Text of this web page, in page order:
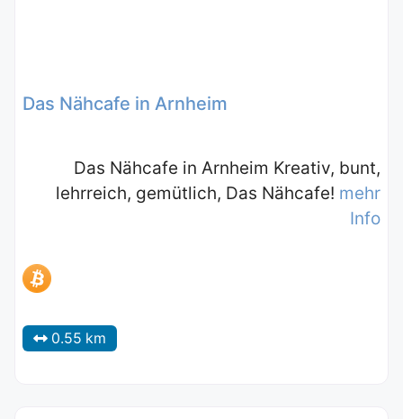
Das Nähcafe in Arnheim
Das Nähcafe in Arnheim Kreativ, bunt,
lehrreich, gemütlich, Das Nähcafe! mehr
Info
0.55 km